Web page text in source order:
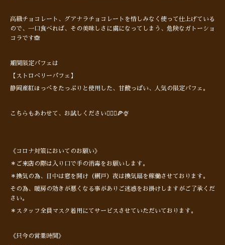
高級チョコレート、グアナラチョコレートを惜しみなく使って仕上げている
ので、一口食べれば、その美味しさに虜になってしまう、危険なガトーショ
コラです🙈
期間限定パフェは
【ストロベリーパフェ】
静岡産紅ほっぺをたっぷりと使用した、甘酸っぱい、人気の限定パフェ。
こちらもあわせて、お試しください🙋🏻‍♂️🍕🍨
《コロナ対策においてのお願い》
＊ご来店の際は入り口で手の消毒をお願いします。
＊換気の為、日中は窓を開け（網戸）夜は換気扇を稼働させております。
その為、暖房の効きが悪くなる事がありご迷惑をお掛けしますがご了承くだ
さい。
＊スタッフ全員マスク着用にてサービスさせていただいております。
《只今の営業時間》